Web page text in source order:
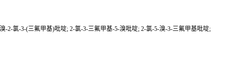
2-氯-3-(三氟甲基)吡啶; 2-氯-3-三氟甲基-5-溴吡啶; 2-氯-5-溴-3-三氟甲基吡啶;